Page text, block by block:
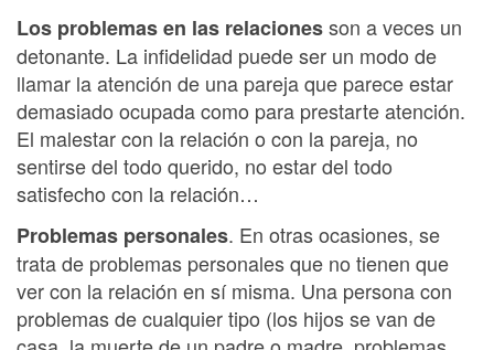
Los problemas en las relacionesson a veces un
detonante. La infidelidad puede ser un modo de
llamar la atención de una pareja que parece estar
demasiado ocupada como para prestarte atención.
El malestar con la relación o con la pareja, no
sentirse del todo querido, no estar del todo
satisfecho con la relación…
Problemas personales. En otras ocasiones, se
trata de problemas personales que no tienen que
ver con la relación en sí misma. Una persona con
problemas de cualquier tipo (los hijos se van de